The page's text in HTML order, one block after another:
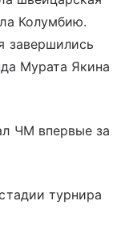
Колумбию.
завершились
Мурата Якина
ЧМ впервые за
турнира